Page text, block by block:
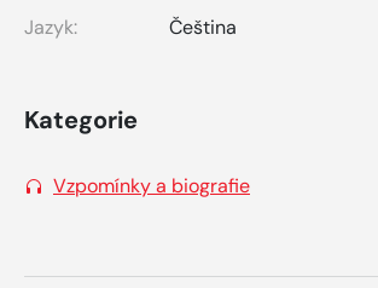
Jazyk:
Čeština
Kategorie
Vzpomínky a biografie